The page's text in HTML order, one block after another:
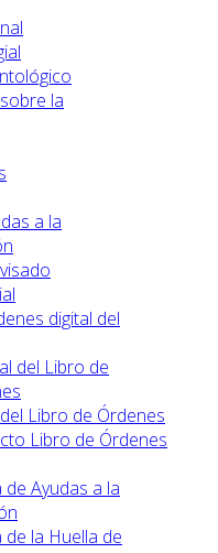
la
a la
digital del
del Libro de
Libro de Órdenes
Libro de Órdenes
Ayudas a la
de la Huella de